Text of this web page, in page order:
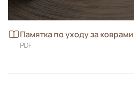
Памятка по уходу за коврами
PDF